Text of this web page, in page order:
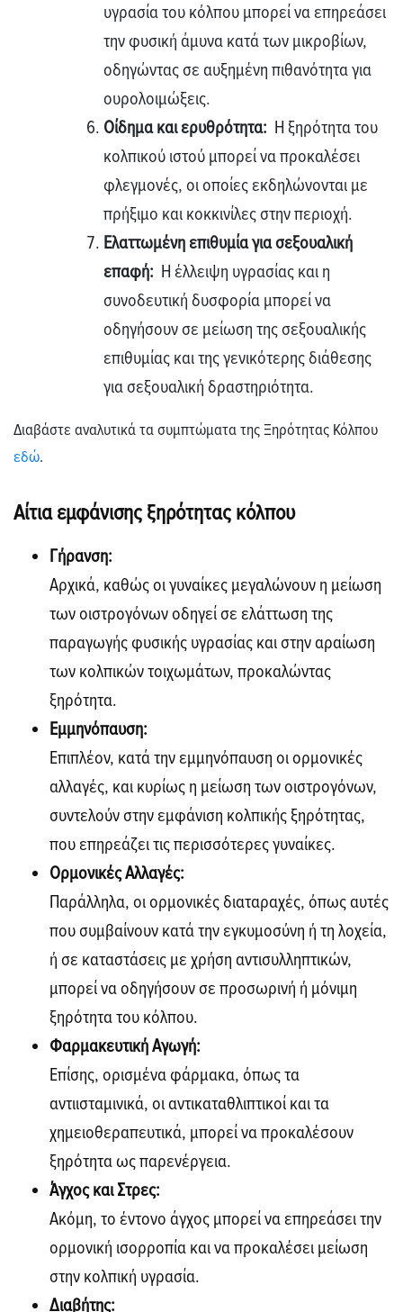
υγρασία του κόλπου μπορεί να επηρεάσει
την φυσική άμυνα κατά των μικροβίων,
οδηγώντας σε αυξημένη πιθανότητα για
ουρολοιμώξεις.
Οίδημα και ερυθρότητα: Η ξηρότητα του
κολπικού ιστού μπορεί να προκαλέσει
φλεγμονές, οι οποίες εκδηλώνονται με
πρήξιμο και κοκκινίλες στην περιοχή.
Ελαττωμένη επιθυμία για σεξουαλική
επαφή: Η έλλειψη υγρασίας και η
συνοδευτική δυσφορία μπορεί να
οδηγήσουν σε μείωση της σεξουαλικής
επιθυμίας και της γενικότερης διάθεσης
για σεξουαλική δραστηριότητα.
Διαβάστε αναλυτικά τα συμπτώματα της Ξηρότητας Κόλπου
εδώ.
Αίτια εμφάνισης ξηρότητας κόλπου
Γήρανση:
Αρχικά, καθώς οι γυναίκες μεγαλώνουν η μείωση
των οιστρογόνων οδηγεί σε ελάττωση της
παραγωγής φυσικής υγρασίας και στην αραίωση
των κολπικών τοιχωμάτων, προκαλώντας
ξηρότητα.
Εμμηνόπαυση:
Επιπλέον, κατά την εμμηνόπαυση οι ορμονικές
αλλαγές, και κυρίως η μείωση των οιστρογόνων,
συντελούν στην εμφάνιση κολπικής ξηρότητας,
που επηρεάζει τις περισσότερες γυναίκες.
Ορμονικές Αλλαγές:
Παράλληλα, οι ορμονικές διαταραχές, όπως αυτές
που συμβαίνουν κατά την εγκυμοσύνη ή τη λοχεία,
ή σε καταστάσεις με χρήση αντισυλληπτικών,
μπορεί να οδηγήσουν σε προσωρινή ή μόνιμη
ξηρότητα του κόλπου.
Φαρμακευτική Αγωγή:
Επίσης, ορισμένα φάρμακα, όπως τα
αντιισταμινικά, οι αντικαταθλιπτικοί και τα
χημειοθεραπευτικά, μπορεί να προκαλέσουν
ξηρότητα ως παρενέργεια.
Άγχος και Στρες:
Ακόμη, το έντονο άγχος μπορεί να επηρεάσει την
ορμονική ισορροπία και να προκαλέσει μείωση
στην κολπική υγρασία.
Διαβήτης: